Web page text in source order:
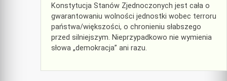
Konstytucja Stanów Zjednoczonych jest cała o
gwarantowaniu wolności jednostki wobec terroru
państwa/większości, o chronieniu słabszego
przed silniejszym. Nieprzypadkowo nie wymienia
słowa „demokracja” ani razu.